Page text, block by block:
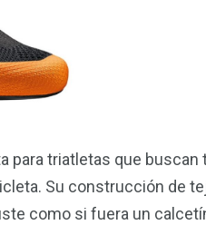
para triatletas que
Su construcción de
como si fuera un